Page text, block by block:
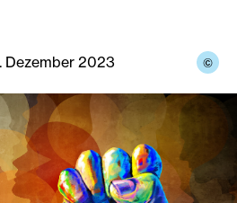
Dezember 2023 ©